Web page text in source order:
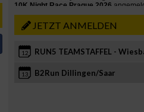
JETZT ANMELDEN
12 RUN5 TEAMSTAFFEL -
13 B2Run Dillingen/Saar